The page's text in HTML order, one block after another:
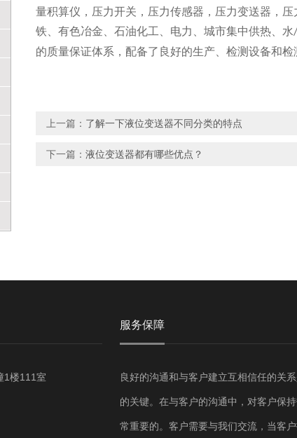
量积算仪，压力开关，压力传感器，压力变送器，
铁、有色冶金、石油化工、电力、城市集中供热、水/
的质量保证体系，配备了良好的生产、检测设备和检
上一篇： 了解一下液位变送器不同分类的特点
下一篇： 液位变送器都有哪些优点？
1楼111室
服务保障
良好的沟通和与客户建立互相信任的关
的关键。在与客户的沟通中，对客户保
常重要的。客户需要与我们交流，当客